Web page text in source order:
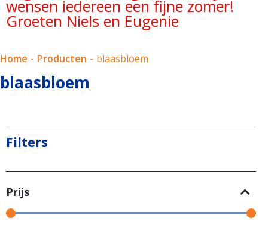
wensen iedereen een fijne zomer!
Groeten Niels en Eugenie
Home - Producten - blaasbloem
blaasbloem
Filters
Prijs